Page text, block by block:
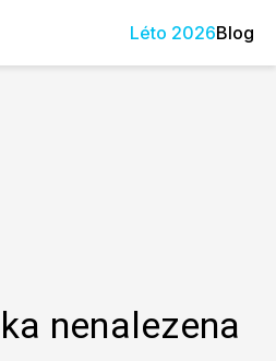
Léto 2026Blog
nenalezena